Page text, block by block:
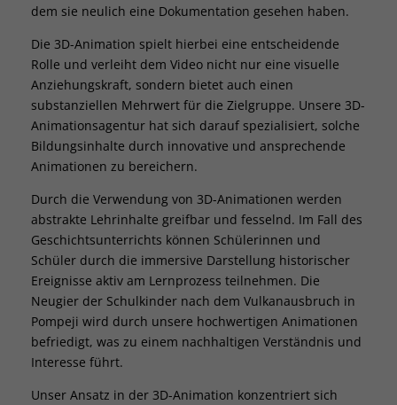
dem sie neulich eine Dokumentation gesehen haben.
Die 3D-Animation spielt hierbei eine entscheidende
Rolle und verleiht dem Video nicht nur eine visuelle
Anziehungskraft, sondern bietet auch einen
substanziellen Mehrwert für die Zielgruppe. Unsere 3D-
Animationsagentur hat sich darauf spezialisiert, solche
Bildungsinhalte durch innovative und ansprechende
Animationen zu bereichern.
Durch die Verwendung von 3D-Animationen werden
abstrakte Lehrinhalte greifbar und fesselnd. Im Fall des
Geschichtsunterrichts können Schülerinnen und
Schüler durch die immersive Darstellung historischer
Ereignisse aktiv am Lernprozess teilnehmen. Die
Neugier der Schulkinder nach dem Vulkanausbruch in
Pompeji wird durch unsere hochwertigen Animationen
befriedigt, was zu einem nachhaltigen Verständnis und
Interesse führt.
Unser Ansatz in der 3D-Animation konzentriert sich
Hier finden Sie eine Übersicht über alle verwendeten Cookies.
Sie können Ihre Einwilligung zu ganzen Kategorien geben
oder sich weitere Informationen anzeigen lassen und so nur
bestimmte Cookies auswählen.
Alle akzeptieren Speichern
Zurück
Datenschutzeinstellungen
Essenzielle Cookies ermöglichen grundlegende Funktionen und sind für
die einwandfreie Funktion der Website erforderlich.
Cookie-Informationen anzeigen
Statistiken (1)
Statistik Cookies erfassen Informationen anonym. Diese Informationen
helfen uns zu verstehen, wie unsere Besucher unsere Website nutzen.
Externe Medien (1)